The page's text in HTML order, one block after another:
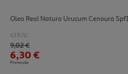
Oleo Real Natura Urucum Cenoura
63 €/Lt
Price reduced from
9,02 €to
6,30 €
Promoção